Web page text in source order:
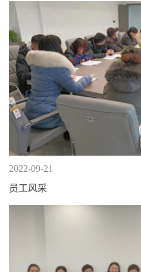
2022-09-21
员工风采